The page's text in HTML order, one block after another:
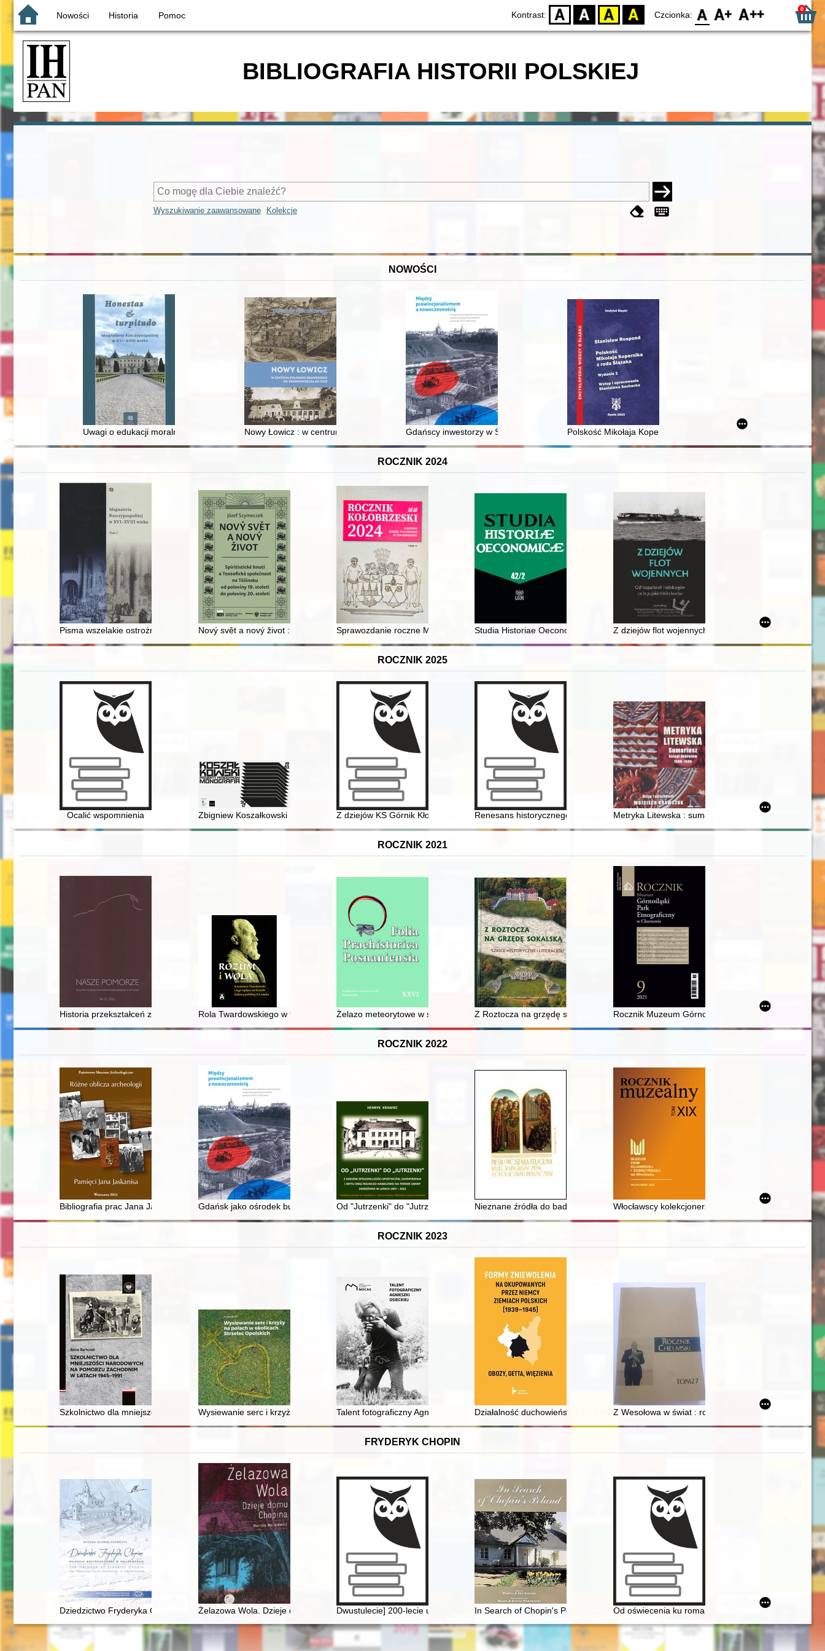
Nowości Historia Pomoc Kontrast: D BW YB BY Czcionka: F0 F1 F2 0
BIBLIOGRAFIA HISTORII POLSKIEJ
Wyszukiwanie zaawansowane Kolekcje
NOWOŚCI
Uwagi o edukacji moralnej synów szlacheckich w XVI-wiecznej Rzeczypospolitej
Nowy Łowicz : w centrum poligonu drawskiego od średniowiecza do dziśGdańscy inwestorzy w Sopocie : prestiż finansowy i towarzyski lokalnego mieszczaństwa w 2. poł. XIX w
Polskość Mikołaja Kopernika z rodu Ślązaka
ROCZNIK 2024
Pisma wszelakie ostrożnie do druku podawane być mają" : zagadnienie cenzury ksiąg podejmowanej na sejmikach ziemskich w XVI i XVII w. : zarys problematyki
Nový svět a nový život : spiritistické hnutí a Teosofická společnost na Těšínsku od poloviny 19. století do poloviny 20. století
Sprawozdanie roczne Muzeum Oręża Polskiego w Kołobrzegu z działalności w 2023 roku
Studia Historiae Oeconomicae. Vol. 42, [z.] 2 (2024),Z dziejów flot wojennych : od hiszpańskich
ROCZNIK 2025
Ocalić wspomnienia Zbigniew Koszałkowski : projekty periodyków : monografia 1982-2017 : Muzeum Książki Artystycznej w Łodzi, czerwiec-lipiec 2025
Z dziejów KS Górnik Kłodawa Renesans historycznego Miasta Żydowskiego na krakowskim Kazimierzu
Metryka Litewska : sumariusz księgi dekretów 1589-
ROCZNIK 2021
Historia przekształceń zabudowy i własności działek przy obecnej ulicy Wojska Polskiego w Bytowie usytuowanych na prawobrzeżu rzeki Bytowy
Rola Twardowskiego w filozofii światowejŻelazo meteorytowe w starożytnym Egipcie przed okresem późnym = Meteoritic iron in ancient Egypt before the Late Period
Z Roztocza na grzędę sokalską : szkice historyczne i literackieRocznik Muzeum Górnośląski Park Etnograficzny w
ROCZNIK 2022
Bibliografia prac Jana Jaskanisa Gdańsk jako ośrodek budowy okrętów wojennych w latach 1815-1920Od "Jutrzenki" do "Jutrzenki" : z dziejów spółdzielczości spożywców, zaopatrzenia i zbytu oraz rolniczo-handlowej na terenie
Nieznane źródła do badań nad repertuarem muzycznym i działalnością przewodników
Włocławscy kolekcjonerzy numizmatów
ROCZNIK 2023
Szkolnictwo dla mniejszości narodowych na Pomorzu Zachodnim w latach 1945-1991
Wysiewanie serc i krzyży na polach w okolicach Strzelec Opolskich
Talent fotograficzny Agnieszki OsieckiejDziałalność duchowieństwa rzymskokatolickiego na terenie getta warszawskiego w latach
Z Wesołowa w świat : rodzinne wspomnienia Kresowe
FRYDERYK CHOPIN
Dziedzictwo Fryderyka Chopina. Kolekcja Boutroux-Ferra w Valldemossie
Żelazowa Wola. Dzieje domu ChopinaDwustulecie] 200-lecie urodzin Fryderyka Chopina
In Search of Chopin's Poland Od oświecenia ku romantyzmowi i dalej... Autorzy,